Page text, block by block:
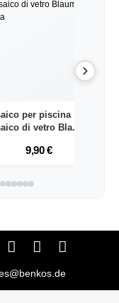
per piscina
di vetro Bla...
9,90 €